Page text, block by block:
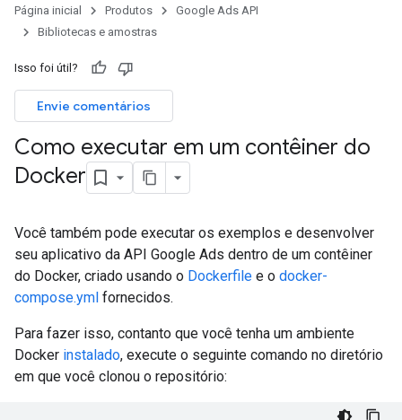
Página inicial Produtos
Google Ads API
Bibliotecas e amostras
Isso foi útil?
Envie comentários
Como executar em um contêiner do
Docker
Você também pode executar os exemplos e desenvolver
seu aplicativo da API Google Ads dentro de um contêiner
do Docker, criado usando o Dockerfile e o docker-
compose.yml fornecidos.
Para fazer isso, contanto que você tenha um ambiente
Docker instalado, execute o seguinte comando no diretório
em que você clonou o repositório: